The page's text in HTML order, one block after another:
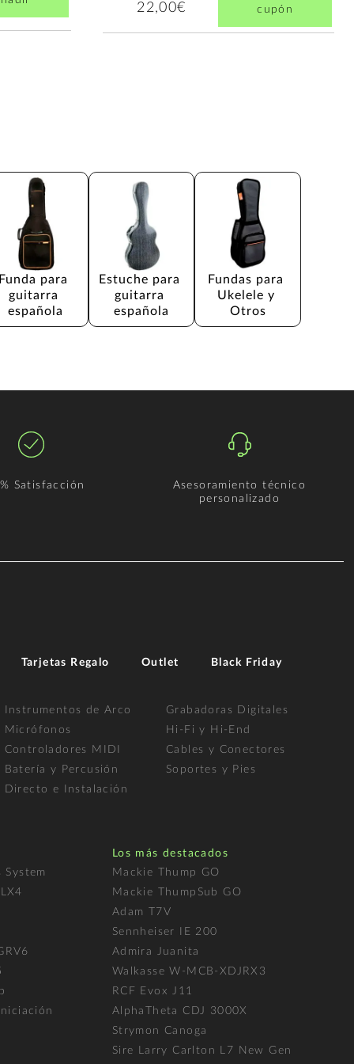
22,00€
cupón
Funda para
guitarra
española
Estuche para
guitarra
española
Fundas para
Ukelele y
Otros
Satisfacción
Asesoramiento técnico
personalizado
Tarjetas Regalo Outlet Black Friday
Instrumentos de Arco
Micrófonos
Controladores MIDI
Batería y Percusión
Directo e Instalación
Grabadoras Digitales
Hi-Fi y Hi-End
Cables y Conectores
Soportes y Pies
Los más destacados
Mackie Thump GO
Mackie ThumpSub GO
Adam T7V
Sennheiser IE 200
Admira Juanita
Walkasse W-MCB-XDJRX3
RCF Evox J11
AlphaTheta CDJ 3000X
Strymon Canoga
Sire Larry Carlton L7 New Gen